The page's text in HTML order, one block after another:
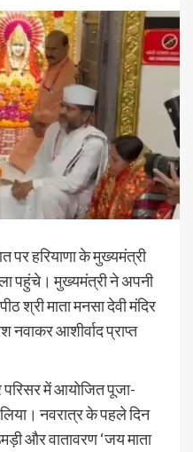
हरियाणा के मुख्यमंत्री
पहुंचे। मुख्यमंत्री ने अपनी
श्री माता मनसा देवी मंदिर
नवाकर आशीर्वाद प्राप्त
परिसर में आयोजित पूजा-
नवरात्र के पहले दिन
और वातावरण ‘जय माता